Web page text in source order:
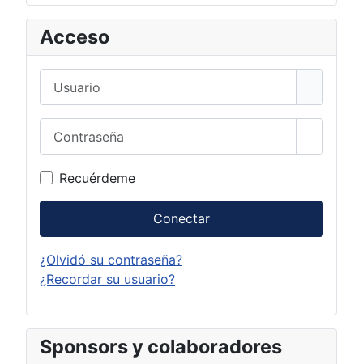
Acceso
Recuérdeme
Conectar
¿Olvidó su contraseña?
¿Recordar su usuario?
Sponsors y colaboradores